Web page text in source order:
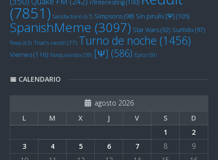
r/Interesting(100)
(7851) Satisfactorio (67) Simpsons(98) Sin pirulís [Ψ] (105)
SpanishMeme (3097) Star Wars(92) Surtido (97)
Tessa (63) That's racist! (77) Turno de noche (1456)
Viernes(116) Yanquilandia (59) [Ψ] (586) Épico (59)
📅 CALENDARIO
agosto 2026
L
M X J V S
D
1
2
3
4 5 6 7 8
9